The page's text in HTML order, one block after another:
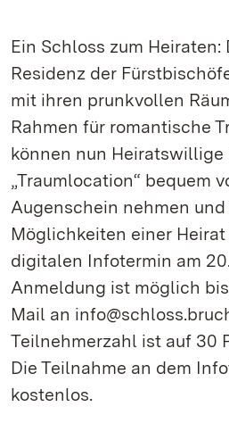
Ein Schloss zum Heiraten:
Residenz der
mit ihren prunkvollen
Rahmen für romantische
können nun Heiratswillige
„Traumlocation“ bequem
Augenschein nehmen
Möglichkeiten einer
digitalen Infotermin am
Anmeldung ist möglich
Mail an
Teilnehmerzahl ist auf 30
Die Teilnahme an dem
kostenlos.